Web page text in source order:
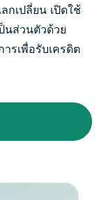
กเปลี่ยน เปิดใช้
นส่วนตัวด้วย
รเพื่อรับเครดิต